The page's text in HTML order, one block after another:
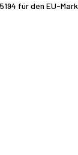
für den EU-